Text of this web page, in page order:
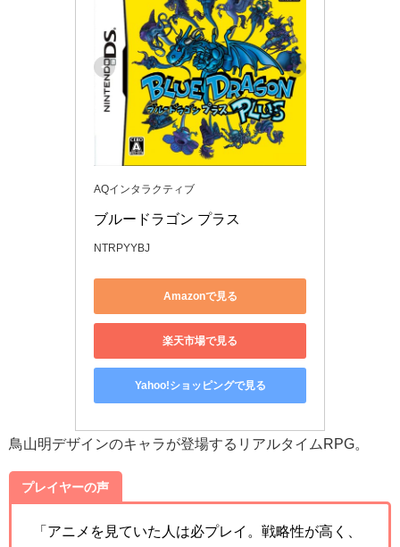
AQインタラクティブ
ブルードラゴン プラス
NTRPYYBJ
Amazonで見る
楽天市場で見る
Yahoo!ショッピングで見る
鳥山明デザインのキャラが登場するリアルタイムRPG。
プレイヤーの声
「アニメを見ていた人は必プレイ。戦略性が高く、